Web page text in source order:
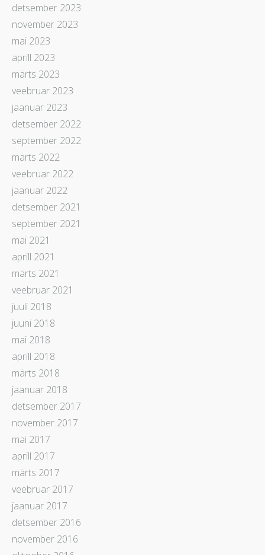
detsember 2023
november 2023
mai 2023
aprill 2023
märts 2023
veebruar 2023
jaanuar 2023
detsember 2022
september 2022
märts 2022
veebruar 2022
jaanuar 2022
detsember 2021
september 2021
mai 2021
aprill 2021
märts 2021
veebruar 2021
juuli 2018
juuni 2018
mai 2018
aprill 2018
märts 2018
jaanuar 2018
detsember 2017
november 2017
mai 2017
aprill 2017
märts 2017
veebruar 2017
jaanuar 2017
detsember 2016
november 2016